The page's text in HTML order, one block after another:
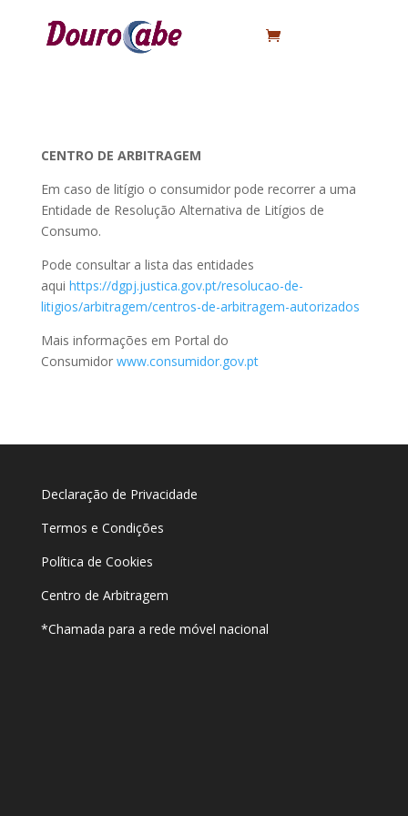
CENTRO DE ARBITRAGEM
Em caso de litígio o consumidor pode recorrer a uma
Entidade de Resolução Alternativa de Litígios de
Consumo.
Pode consultar a lista das entidades
aqui https://dgpj.justica.gov.pt/resolucao-de-
litigios/arbitragem/centros-de-arbitragem-autorizados
Mais informações em Portal do
Consumidor www.consumidor.gov.pt
Declaração de Privacidade
Termos e Condições
Política de Cookies
Centro de Arbitragem
*Chamada para a rede móvel nacional